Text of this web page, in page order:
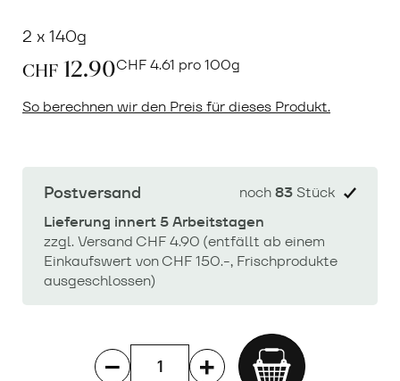
2 x 140g
CHF 12.90CHF4.61 pro 100g
So berechnen wir den Preis für dieses Produkt.
Postversand
Lieferung innert 5 Arbeitstagen
zzgl. Versand CHF 4.90 (entfällt ab einem
Einkaufswert von CHF 150.-, Frischprodukte
ausgeschlossen)
noch83Stück